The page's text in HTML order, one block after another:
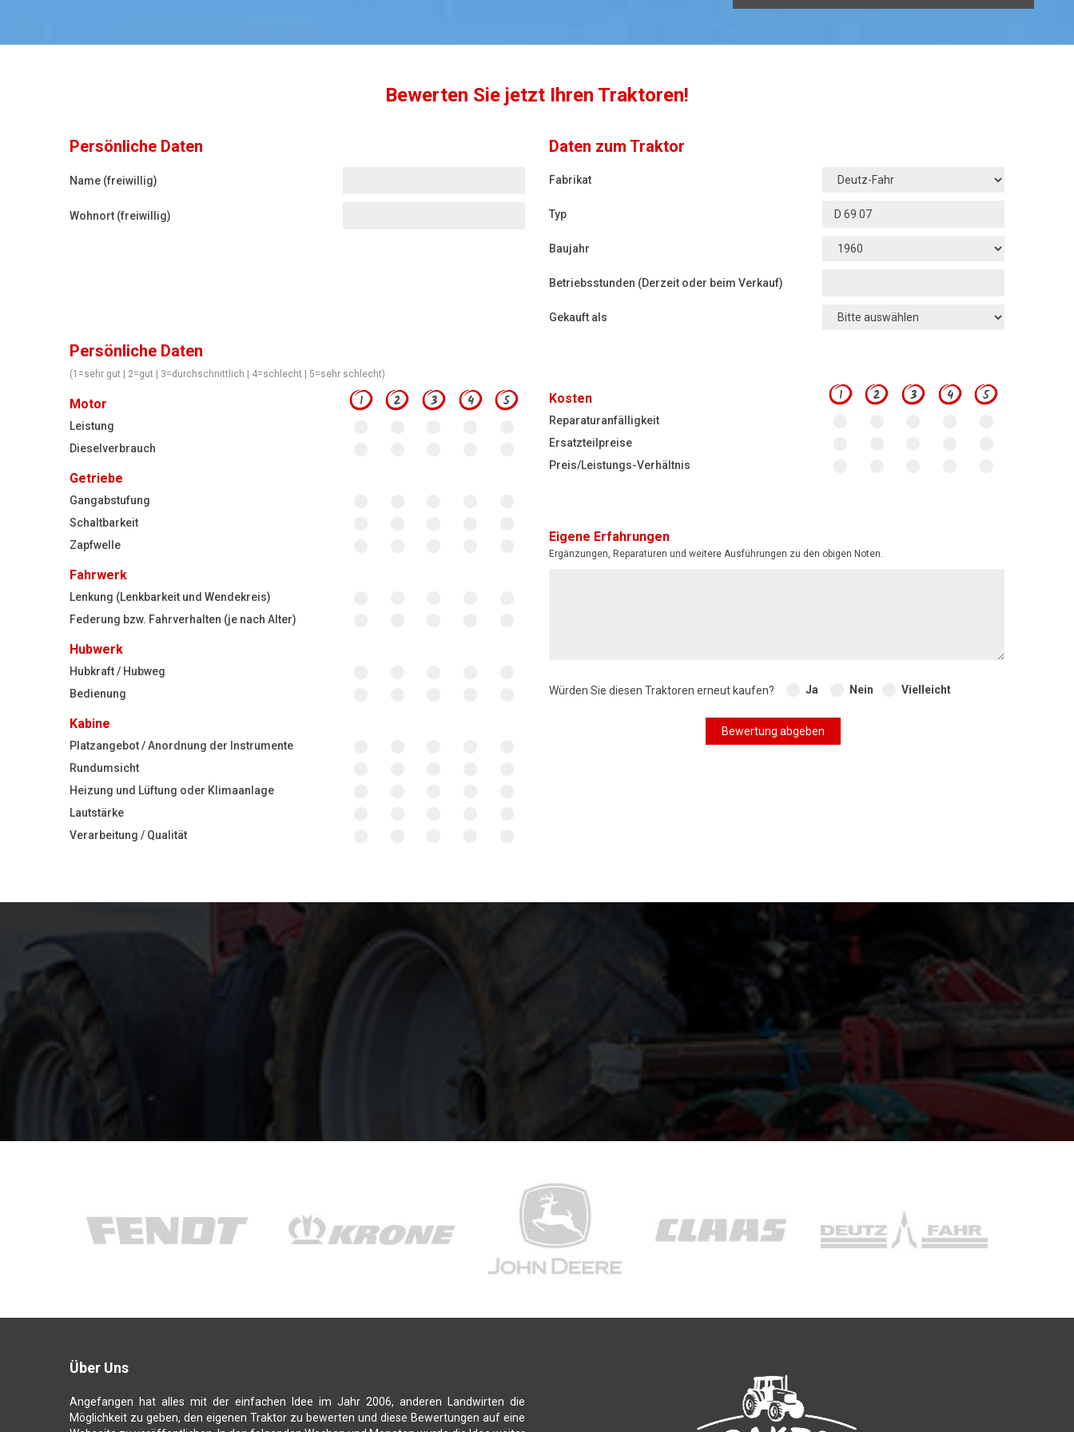
Bewerten Sie jetzt Ihren Traktoren!
Persönliche Daten
Name (freiwillig)
Wohnort (freiwillig)
Daten zum Traktor
Fabrikat
Typ
Baujahr
Betriebsstunden (Derzeit oder beim Verkauf)
Gekauft als
Persönliche Daten
(1=sehr gut | 2=gut | 3=durchschnittlich | 4=schlecht | 5=sehr schlecht)
Motor 1 2 3 4 5
Leistung
Dieselverbrauch
Getriebe
Gangabstufung
Schaltbarkeit
Zapfwelle
Fahrwerk
Lenkung (Lenkbarkeit und Wendekreis)
Federung bzw. Fahrverhalten (je nach Alter)
Hubwerk
Hubkraft / Hubweg
Bedienung
Kabine
Platzangebot / Anordnung der Instrumente
Rundumsicht
Heizung und Lüftung oder Klimaanlage
Lautstärke
Verarbeitung / Qualität
Kosten 1 2 3 4 5
Reparaturanfälligkeit
Ersatzteilpreise
Preis/Leistungs-Verhältnis
Eigene Erfahrungen
Ergänzungen, Reparaturen und weitere Ausführungen zu den obigen Noten.
Würden Sie diesen Traktoren erneut kaufen? Ja Nein Vielleicht
Bewertung abgeben
Über Uns
Angefangen hat alles mit der einfachen Idee im Jahr 2006, anderen Landwirten die
Möglichkeit zu geben, den eigenen Traktor zu bewerten und diese Bewertungen auf eine